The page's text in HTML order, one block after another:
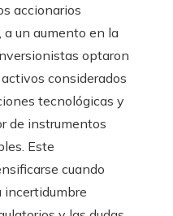
accionarios
a un aumento en la
optaron
considerados
tecnológicas y
de instrumentos
Este
cuando
incertidumbre